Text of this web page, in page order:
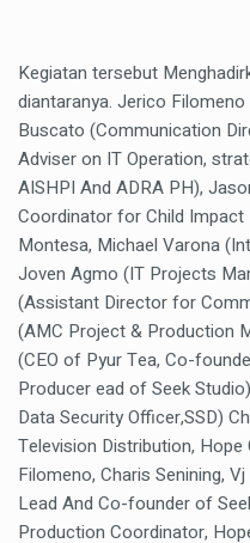
Kegiatan tersebut
diantaranya. Jerico
Buscato (Communication
Adviser on IT Operation,
AISHPI And ADRA PH),
Coordinator for Child
Montesa, Michael Varona
Joven Agmo (IT Projects
(Assistant Director for
(AMC Project & Production
(CEO of Pyur Tea, Co-
Producer ead of Seek
Data Security Officer,SSD)
Television Distribution,
Filomeno, Charis Senining,
Lead And Co-founder of
Production Coordinator,